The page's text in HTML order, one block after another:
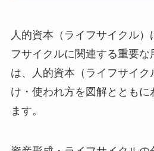
人的資本（ライフサイクル）
フサイクルに関連する重要
は、人的資本（ライフサイ
け・使われ方を図解とともに
ます。